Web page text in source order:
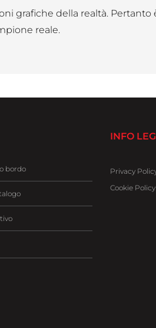
grafiche della realtà. Pertanto
reale.
bordo
INFO
Privacy
Cookie Policy